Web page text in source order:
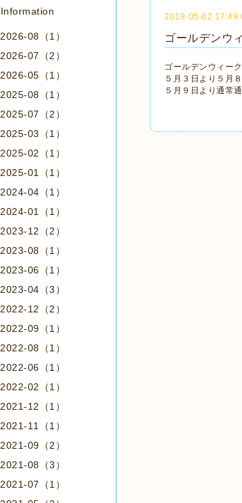
2018-05-02
ゴールデンウ
ゴールデンウィー
５月３日より５月
５月９日より通常
Information
2026-08（1）
2026-07（2）
2026-05（1）
2025-08（1）
2025-07（2）
2025-03（1）
2025-02（1）
2025-01（1）
2024-04（1）
2024-01（1）
2023-12（2）
2023-08（1）
2023-06（1）
2023-04（3）
2022-12（2）
2022-09（1）
2022-08（1）
2022-06（1）
2022-02（1）
2021-12（1）
2021-11（1）
2021-09（2）
2021-08（3）
2021-07（1）